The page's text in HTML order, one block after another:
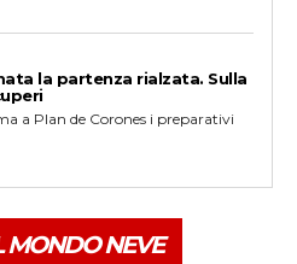
la partenza rialzata. Sulla
a Plan de Corones i preparativi
MONDO NEVE